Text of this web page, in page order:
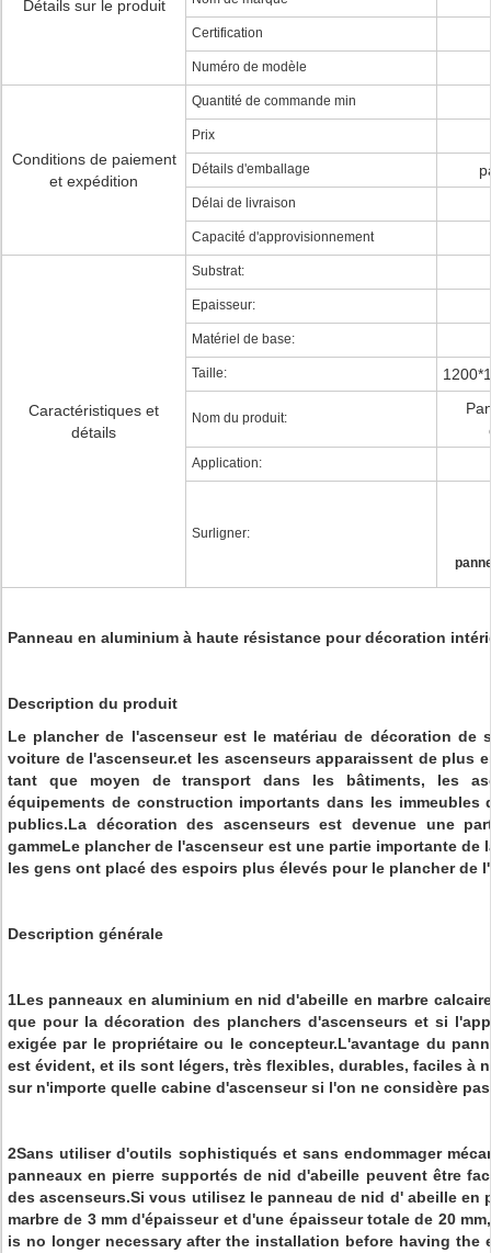
Détails sur le produit
Certification
Numéro de modèle
Conditions de paiement
et expédition
Quantité de commande min
Prix
Détails d'emballage
Délai de livraison
Capacité d'approvisionnement
Caractéristiques et
détails
Substrat:
Epaisseur:
Matériel de base:
Taille:
Nom du produit:
Application:
Surligner:
Panneau en aluminium à haute résistance pour décoration
Description du produit
Le plancher de l'ascenseur est le matériau de décoration de
voiture de l'ascenseur.et les ascenseurs apparaissent de plus
tant que moyen de transport dans les bâtiments, les
équipements de construction importants dans les immeubles
publics.La décoration des ascenseurs est devenue une
gammeLe plancher de l'ascenseur est une partie importante de
les gens ont placé des espoirs plus élevés pour le plancher de
Description générale
1Les panneaux en aluminium en nid d'abeille en marbre
que pour la décoration des planchers d'ascenseurs et si
exigée par le propriétaire ou le concepteur.L'avantage du
est évident, et ils sont légers, très flexibles, durables, faciles à
sur n'importe quelle cabine d'ascenseur si l'on ne considère
2Sans utiliser d'outils sophistiqués et sans endommager
panneaux en pierre supportés de nid d'abeille peuvent être
des ascenseurs.Si vous utilisez le panneau de nid d' abeille en
marbre de 3 mm d'épaisseur et d'une épaisseur totale de 20
is no longer necessary after the installation before having the